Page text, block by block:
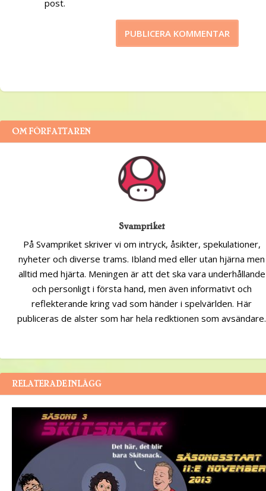
post.
OM FÖRFATTAREN
Svampriket
På Svampriket skriver vi om intryck, åsikter, spekulationer,
nyheter och diverse trams. Ibland med eller utan hjärna men
alltid med hjärta. Meningen är att det ska vara underhållande
och personligt i första hand, men även informativt och
reflekterande kring vad som händer i spelvärlden. Här
publiceras de alster som har hela redktionen som avsändare.
RELATERADE INLÄGG